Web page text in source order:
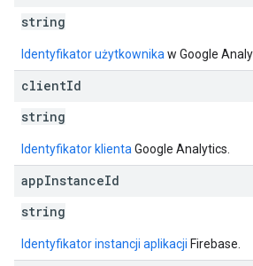
string
Identyfikator użytkownika w Google
clientId
string
Identyfikator klienta Google Analytics.
appInstanceId
string
Identyfikator instancji aplikacji Firebase.